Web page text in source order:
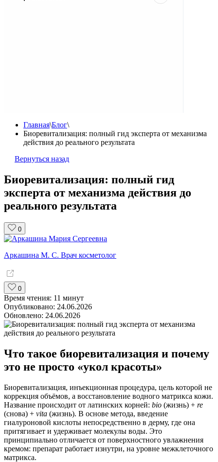
Главная\Блог\
Биоревитализация: полный гид эксперта от механизма
действия до реального результата
Вернуться назад
Биоревитализация: полный гид
эксперта от механизма действия до
реального результата
0
Аркашина М. С. Врач косметолог
0
Время чтения: 11 минут
Опубликовано: 24.06.2026
Обновлено: 24.06.2026
Что такое биоревитализация и почему
это не просто «укол красоты»
Биоревитализация, инъекционная процедура, цель которой не
коррекция объёмов, а восстановление водного матрикса кожи.
Название происходит от латинских корней: bio (жизнь) + re
(снова) + vita (жизнь). В основе метода, введение
гиалуроновой кислоты непосредственно в дерму, где она
притягивает и удерживает молекулы воды. Это
принципиально отличается от поверхностного увлажнения
кремом: препарат работает изнутри, на уровне межклеточного
матрикса.